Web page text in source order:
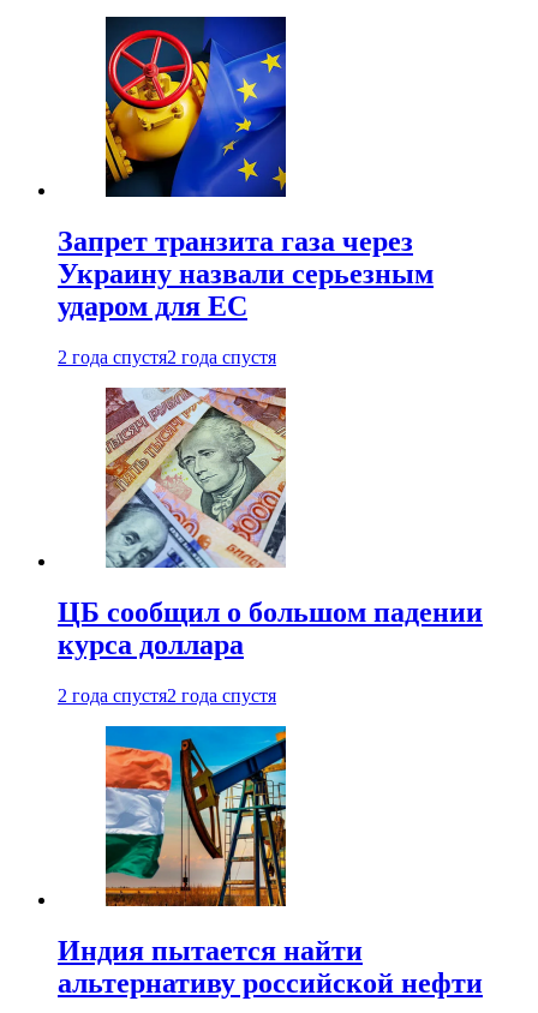
Запрет транзита газа через
Украину назвали серьезным
ударом для ЕС
2 года спустя2 года спустя
ЦБ сообщил о большом падении
курса доллара
2 года спустя2 года спустя
Индия пытается найти
альтернативу российской нефти